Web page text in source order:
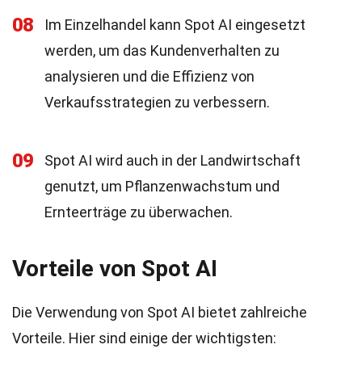
08
Im Einzelhandel kann Spot AI eingesetzt
werden, um das Kundenverhalten zu
analysieren und die Effizienz von
Verkaufsstrategien zu verbessern.
09
Spot AI wird auch in der Landwirtschaft
genutzt, um Pflanzenwachstum und
Ernteerträge zu überwachen.
Vorteile von Spot AI
Die Verwendung von Spot AI bietet zahlreiche
Vorteile. Hier sind einige der wichtigsten: